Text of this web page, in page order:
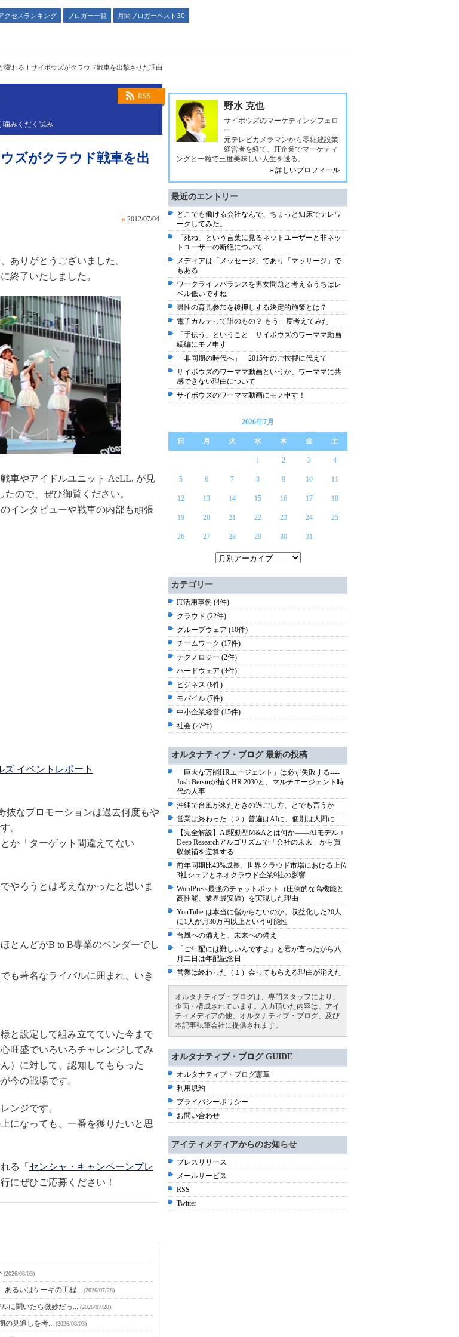
クセスランキング ブロガー一覧
月間ブロガーベスト30
変わる！サイボウズがクラウド戦車を出撃させた理由
RSS
噛みくだく試み
ズがクラウド戦車を出
» 2012/07/04
ありがとうございました。
終了いたしました。
車やアイドルユニット AeLL. が見
ので、ぜひ御覧ください。
インタビューや戦車の内部も頑張
ズ イベントレポート
抜なプロモーションは過去何度もや
。
か「ターゲット間違えてない
やろうとは考えなかったと思いま
とんどがB to B専業のベンダーでし
も著名なライバルに囲まれ、いき
と設定して組み立てていた今まで
旺盛でいろいろチャレンジしてみ
）に対して、認知してもらった
今の戦場です。
ンジです。
になっても、一番を獲りたいと思
る「 センシャ・キャンペーンプレ
にぜひご応募ください！
(2026/08/03)
あるいはケーキの工程... (2026/07/28)
に聞いたら微妙だっ... (2026/07/28)
の見通しを考... (2026/08/03)
野水 克也
サイボウズのマーケティングフェロ
ー
元テレビカメラマンから零細建設業
経営者を経て、IT企業でマーケティ
ングと一粒で三度美味しい人生を送る。
» 詳しいプロフィール
最近のエントリー
どこでも働ける会社なんで、ちょっと知床でテレワ
ークしてみた。
「死ね」という言葉に見るネットユーザーと非ネッ
トユーザーの断絶について
メディアは「メッセージ」であり「マッサージ」で
もある
ワークライフバランスを男女問題と考えるうちはレ
ベル低いですね
男性の育児参加を後押しする決定的施策とは？
電子カルテって誰のもの？ もう一度考えてみた
「手伝う」ということ サイボウズのワーママ動画
続編にモノ申す
「非同期の時代へ」 2015年のご挨拶に代えて
サイボウズのワーママ動画というか、ワーママに共
感できない理由について
サイボウズのワーママ動画にモノ申す！
2026年7月
日 月 火 水 木 金 土
1 2 3 4
5 6 7 8 9 10 11
12 13 14 15 16 17 18
19 20 21 22 23 24 25
26 27 28 29 30 31
カテゴリー
IT活用事例 (4件)
クラウド (22件)
グループウェア (10件)
チームワーク (17件)
テクノロジー (2件)
ハードウェア (3件)
ビジネス (8件)
モバイル (7件)
中小企業経営 (15件)
社会 (27件)
オルタナティブ・ブログ 最新の投稿
「巨大な万能HRエージェント」は必ず失敗する----
Josh Bersinが描くHR 2030と、マルチエージェント時
代の人事
沖縄で台風が来たときの過ごし方、とでも言うか
営業は終わった（２）普遍はAIに、個別は人間に
【完全解説】AI駆動型M&Aとは何か――AIモデル＋
Deep Researchアルゴリズムで「会社の未来」から買
収候補を逆算する
前年同期比43%成長、世界クラウド市場における上位
3社シェアとネオクラウド企業9社の影響
WordPress最強のチャットボット（圧倒的な高機能と
高性能、業界最安値）を実現した理由
YouTuberは本当に儲からないのか。収益化した20人
に1人が月30万円以上という可能性
台風への備えと、未来への備え
「ご年配には難しいんですよ」と君が言ったから八
月二日は年配記念日
営業は終わった（１）会ってもらえる理由が消えた
オルタナティブ・ブログは、専門スタッフにより、
企画・構成されています。入力頂いた内容は、アイ
ティメディアの他、オルタナティブ・ブログ、及び
本記事執筆会社に提供されます。
オルタナティブ・ブログ GUIDE
オルタナティブ・ブログ憲章
利用規約
プライバシーポリシー
お問い合わせ
アイティメディアからのお知らせ
プレスリリース
メールサービス
RSS
Twitter